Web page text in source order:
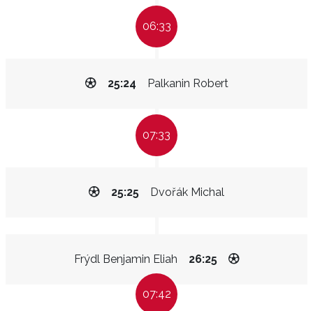
06:33
Palkanin Robert
25:24
07:33
Dvořák Michal
25:25
Frýdl Benjamin Eliah 26:25
07:42